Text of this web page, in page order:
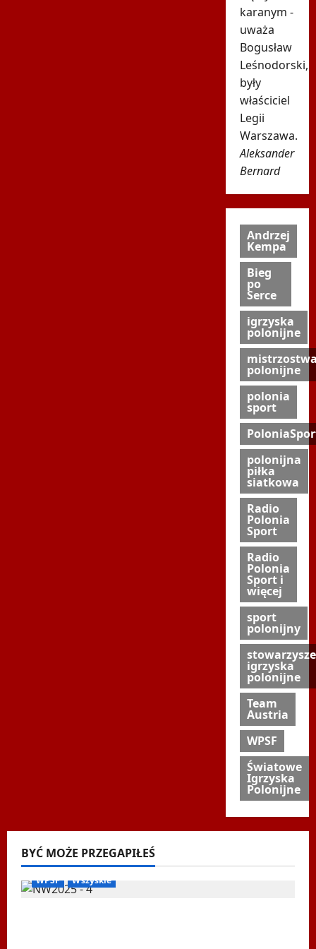
karanym -
uważa
Bogusław
Leśnodorski,
były
właściciel
Legii
Warszawa.
Aleksander
Bernard
Andrzej
Kempa
Bieg
po
Serce
igrzyska
polonijne
polonijne
polonia
sport
polonijna
piłka
siatkowa
Radio
Polonia
Sport
Radio
Polonia
Sport i
więcej
sport
polonijny
igrzyska
polonijne
Team
Austria
WPSF
Światowe
Igrzyska
Polonijne
BYĆ MOŻE PRZEGAPIŁEŚ
Biegi i rekreacja Inne Nordic Walking
WPSF
Wszyskie